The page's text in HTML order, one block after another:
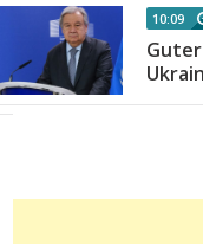
10:09